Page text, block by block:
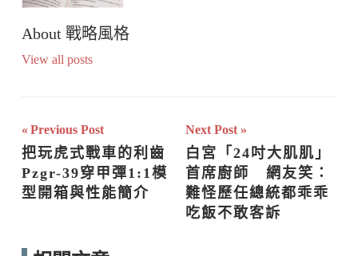
About 戰略風格
View all posts
文
章
導
Previous Post
把玩虎式戰車的利齒
Pzgr-39穿甲彈1:1模
型開箱與性能簡介
Next Post
白宮「24吋大肌肌」
首席廚師   網友笑：
難怪歷任總統都乖乖
吃飯不敢客訴